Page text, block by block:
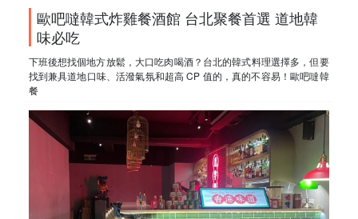
歐吧噠韓式炸雞餐酒館 台北聚餐首選 道地韓
味必吃
下班後想找個地方放鬆，大口吃肉喝酒？台北的韓式料理選擇多，但要
找到兼具道地口味、活潑氣氛和超高 CP 值的，真的不容易！歐吧噠韓
餐